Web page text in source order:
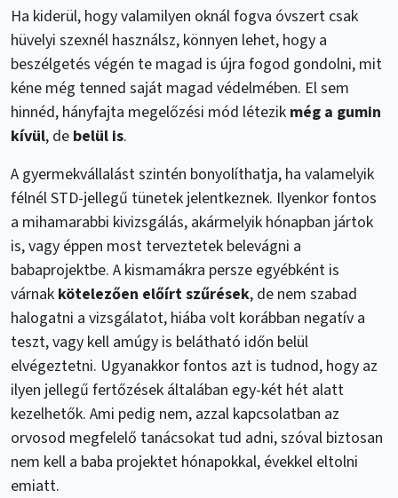
Ha kiderül, hogy valamilyen oknál fogva óvszert csak
hüvelyi szexnél használsz, könnyen lehet, hogy a
beszélgetés végén te magad is újra fogod gondolni, mit
kéne még tenned saját magad védelmében. El sem
hinnéd, hányfajta megelőzési mód létezik még a gumin
kívül, de belül is.
A gyermekvállalást szintén bonyolíthatja, ha valamelyik
félnél STD-jellegű tünetek jelentkeznek. Ilyenkor fontos
a mihamarabbi kivizsgálás, akármelyik hónapban jártok
is, vagy éppen most terveztetek belevágni a
babaprojektbe. A kismamákra persze egyébként is
várnak kötelezően előírt szűrések, de nem szabad
halogatni a vizsgálatot, hiába volt korábban negatív a
teszt, vagy kell amúgy is belátható időn belül
elvégeztetni. Ugyanakkor fontos azt is tudnod, hogy az
ilyen jellegű fertőzések általában egy-két hét alatt
kezelhetők. Ami pedig nem, azzal kapcsolatban az
orvosod megfelelő tanácsokat tud adni, szóval biztosan
nem kell a baba projektet hónapokkal, évekkel eltolni
emiatt.